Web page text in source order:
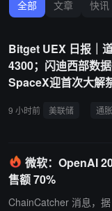
全部 文章 快讯
Bitget UEX 日报｜
4300；闪迪西部数
SpaceX迎首次大解
9 小时前 美联储 通胀
微软：OpenAI
售额 70%
ChainCatcher 消息，